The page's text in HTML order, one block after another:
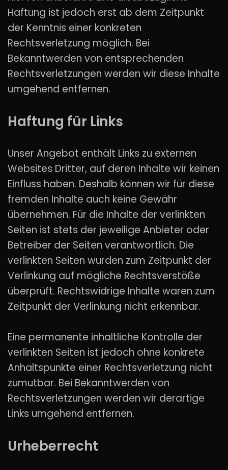
Haftung ist jedoch erst ab dem Zeitpunkt
der Kenntnis einer konkreten
Rechtsverletzung möglich. Bei
Bekanntwerden von entsprechenden
Rechtsverletzungen werden wir diese Inhalte
umgehend entfernen.
Haftung für Links
Unser Angebot enthält Links zu externen
Websites Dritter, auf deren Inhalte wir keinen
Einfluss haben. Deshalb können wir für diese
fremden Inhalte auch keine Gewähr
übernehmen. Für die Inhalte der verlinkten
Seiten ist stets der jeweilige Anbieter oder
Betreiber der Seiten verantwortlich. Die
verlinkten Seiten wurden zum Zeitpunkt der
Verlinkung auf mögliche Rechtsverstöße
überprüft. Rechtswidrige Inhalte waren zum
Zeitpunkt der Verlinkung nicht erkennbar.
Eine permanente inhaltliche Kontrolle der
verlinkten Seiten ist jedoch ohne konkrete
Anhaltspunkte einer Rechtsverletzung nicht
zumutbar. Bei Bekanntwerden von
Rechtsverletzungen werden wir derartige
Links umgehend entfernen.
Urheberrecht